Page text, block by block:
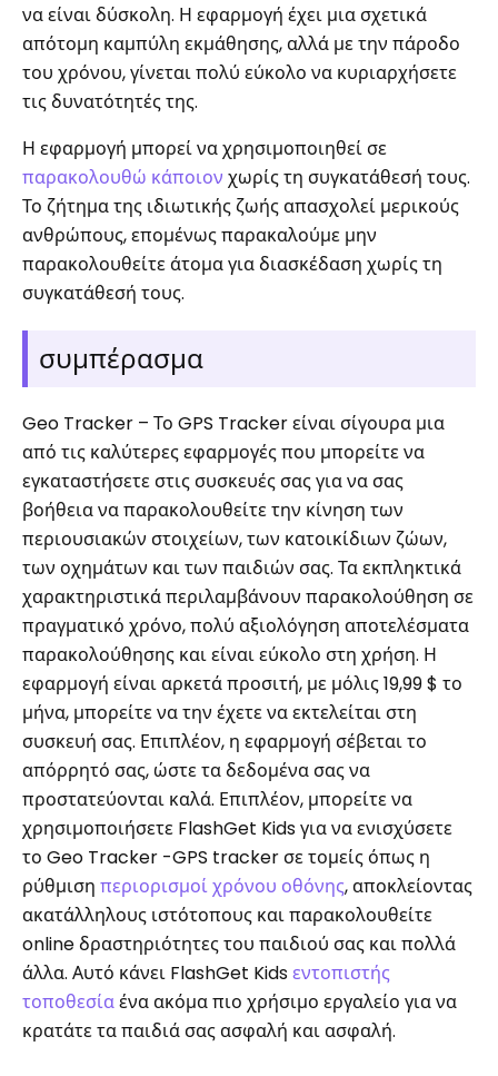
να είναι δύσκολη. Η εφαρμογή έχει μια σχετικά
απότομη καμπύλη εκμάθησης, αλλά με την πάροδο
του χρόνου, γίνεται πολύ εύκολο να κυριαρχήσετε
τις δυνατότητές της.
Η εφαρμογή μπορεί να χρησιμοποιηθεί σε
παρακολουθώ κάποιον χωρίς τη συγκατάθεσή τους.
Το ζήτημα της ιδιωτικής ζωής απασχολεί μερικούς
ανθρώπους, επομένως παρακαλούμε μην
παρακολουθείτε άτομα για διασκέδαση χωρίς τη
συγκατάθεσή τους.
συμπέρασμα
Geo Tracker – Το GPS Tracker είναι σίγουρα μια
από τις καλύτερες εφαρμογές που μπορείτε να
εγκαταστήσετε στις συσκευές σας για να σας
βοήθεια να παρακολουθείτε την κίνηση των
περιουσιακών στοιχείων, των κατοικίδιων ζώων,
των οχημάτων και των παιδιών σας. Τα εκπληκτικά
χαρακτηριστικά περιλαμβάνουν παρακολούθηση σε
πραγματικό χρόνο, πολύ αξιολόγηση αποτελέσματα
παρακολούθησης και είναι εύκολο στη χρήση. Η
εφαρμογή είναι αρκετά προσιτή, με μόλις 19,99 $ το
μήνα, μπορείτε να την έχετε να εκτελείται στη
συσκευή σας. Επιπλέον, η εφαρμογή σέβεται το
απόρρητό σας, ώστε τα δεδομένα σας να
προστατεύονται καλά. Επιπλέον, μπορείτε να
χρησιμοποιήσετε FlashGet Kids για να ενισχύσετε
το Geo Tracker -GPS tracker σε τομείς όπως η
ρύθμιση περιορισμοί χρόνου οθόνης, αποκλείοντας
ακατάλληλους ιστότοπους και παρακολουθείτε
online δραστηριότητες του παιδιού σας και πολλά
άλλα. Αυτό κάνει FlashGet Kidsεντοπιστής
τοποθεσίαένα ακόμα πιο χρήσιμο εργαλείο για να
κρατάτε τα παιδιά σας ασφαλή και ασφαλή.